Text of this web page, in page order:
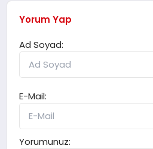
Yorum Yap
Ad Soyad:
E-Mail:
Yorumunuz: